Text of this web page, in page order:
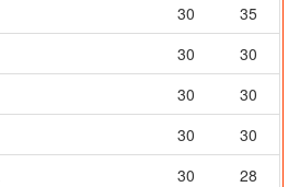
30
35
30
30
30
30
30
30
30
28